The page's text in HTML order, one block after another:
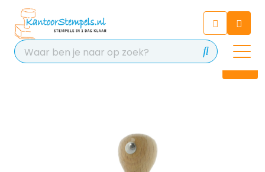
Chat 24/7 met onze chatbot
voor hulp
Contact